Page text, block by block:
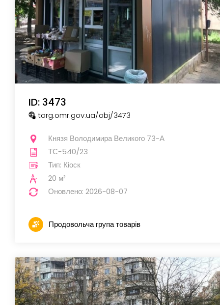
ID: 3473
torg.omr.gov.ua/obj/3473
Князя Володимира Великого 73-А
ТС-540/23
Тип: Кіоск
20 м²
Оновлено: 2026-08-07
Продовольча група товарів